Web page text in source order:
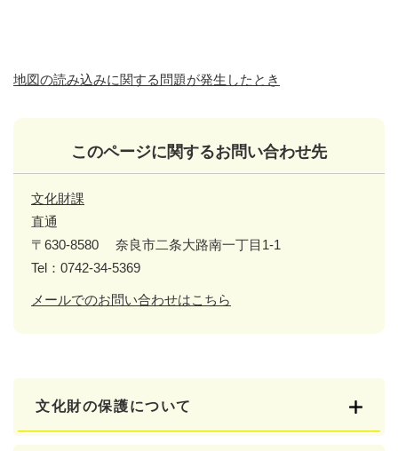
地図の読み込みに関する問題が発生したとき
このページに関するお問い合わせ先
文化財課
直通
〒630-8580
奈良市二条大路南一丁目1-1
Tel：0742-34-5369
メールでのお問い合わせはこちら
文化財の保護について